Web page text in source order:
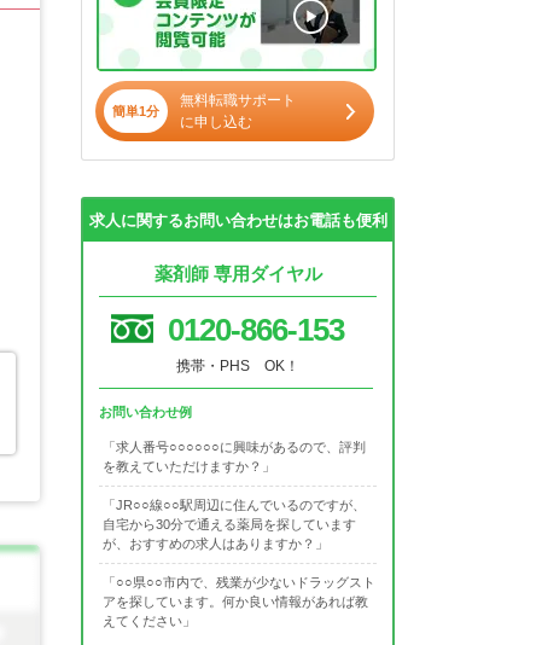
簡単1分
無料転職サポート
に申し込む
求人に関するお問い合わせはお電話も便利
薬剤師 専用ダイヤル
0120-866-153
携帯・PHS OK！
お問い合わせ例
「求人番号○○○○○○に興味があるので、評判
を教えていただけますか？」
「JR○○線○○駅周辺に住んでいるのですが、
自宅から30分で通える薬局を探しています
が、おすすめの求人はありますか？」
「○○県○○市内で、残業が少ないドラッグスト
アを探しています。何か良い情報があれば教
えてください」